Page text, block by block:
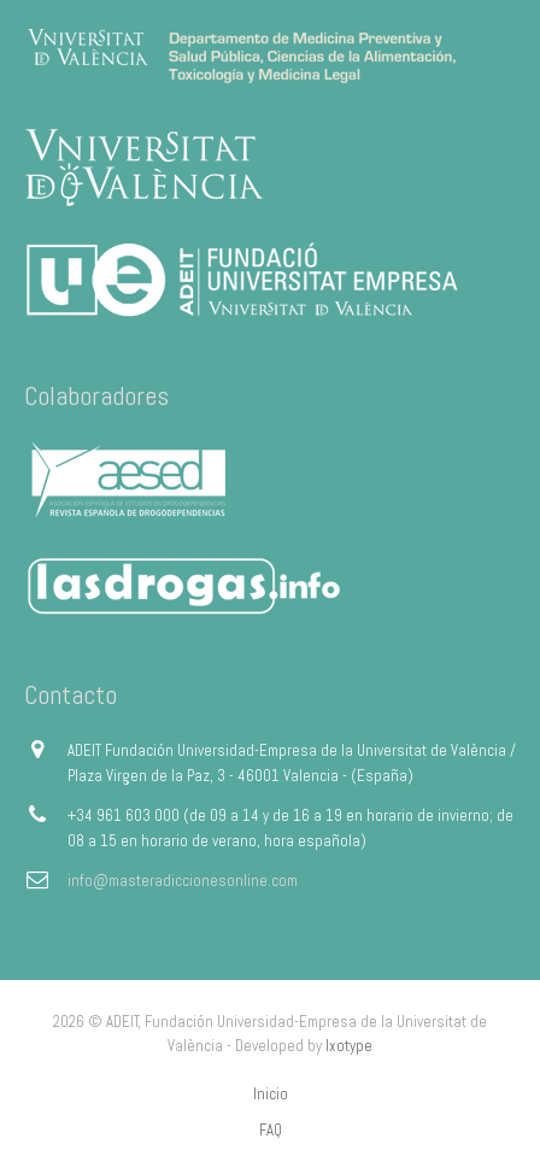
Colaboradores
Contacto
ADEIT Fundación Universidad-Empresa de la Universitat de València /
Plaza Virgen de la Paz, 3 - 46001 Valencia - (España)
+34 961 603 000 (de 09 a 14 y de 16 a 19 en horario de invierno; de
08 a 15 en horario de verano, hora española)
info@masteradiccionesonline.com
2026 © ADEIT, Fundación Universidad-Empresa de la Universitat de
València - Developed by Ixotype
Inicio
FAQ